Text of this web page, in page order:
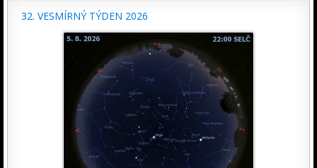
32. VESMÍRNÝ TÝDEN 2026